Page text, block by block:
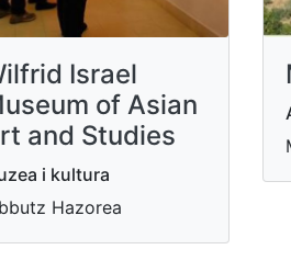
Israel
of Asian
and Studies
i kultura
Hazorea